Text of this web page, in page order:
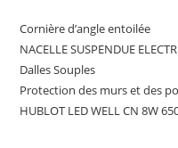
Cornière d’angle entoilée
NACELLE SUSPENDUE
Dalles Souples
Protection des murs et des
HUBLOT LED WELL CN 8W